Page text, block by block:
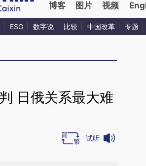
博客 图片 视频
ESG 数字说 比较 中国改革 专题
日俄关系最大难
试听